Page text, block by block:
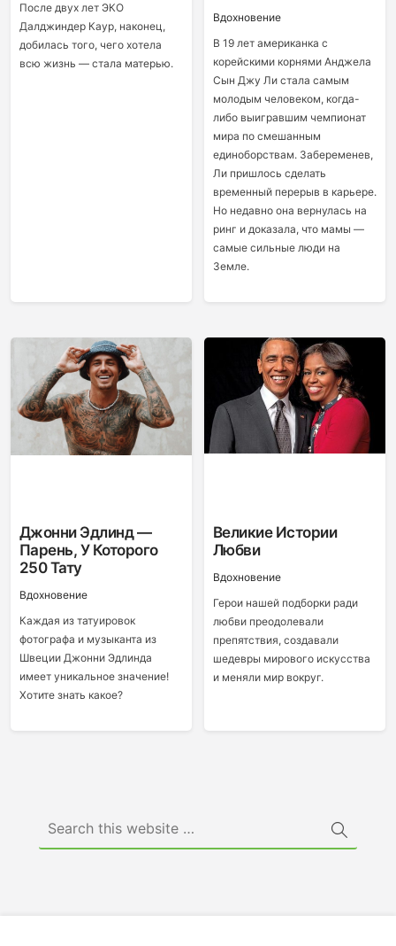
После двух лет ЭКО
Далджиндер Каур, наконец,
добилась того, чего хотела
всю жизнь — стала матерью.
Вдохновение
В 19 лет американка с
корейскими корнями Анджела
Сын Джу Ли стала самым
молодым человеком, когда-
либо выигравшим чемпионат
мира по смешанным
единоборствам. Забеременев,
Ли пришлось сделать
временный перерыв в карьере.
Но недавно она вернулась на
ринг и доказала, что мамы —
самые сильные люди на
Земле.
Джонни Эдлинд —
Парень, У Которого
250 Тату
Вдохновение
Каждая из татуировок
фотографа и музыканта из
Швеции Джонни Эдлинда
имеет уникальное значение!
Хотите знать какое?
Великие Истории
Любви
Вдохновение
Герои нашей подборки ради
любви преодолевали
препятствия, создавали
шедевры мирового искусства
и меняли мир вокруг.